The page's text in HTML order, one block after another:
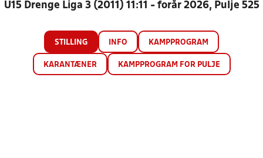
U15 Drenge Liga 3 (2011) 11:11 - forår 2026, Pulje 525
STILLING INFO KAMPPROGRAM
KARANTÆNER KAMPPROGRAM FOR PULJE